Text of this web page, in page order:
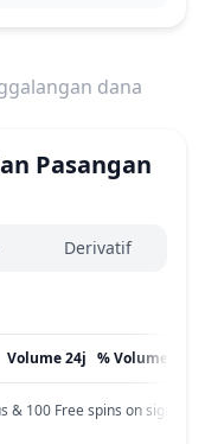
dana
Pasangan
Derivatif
Volume 24j % Volume
100 Free spins on sign up!